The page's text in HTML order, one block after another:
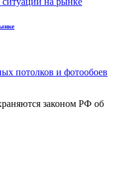
потолков и фотообоев
законом РФ об